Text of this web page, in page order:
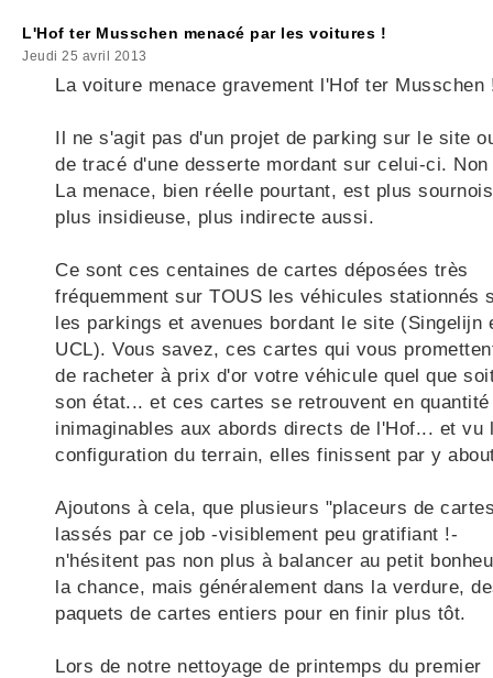
L'Hof ter Musschen menacé par les voitures !
Jeudi 25 avril 2013
La voiture menace gravement l'Hof ter Musschen
Il ne s'agit pas d'un projet de parking sur le site
de tracé d'une desserte mordant sur celui-ci. Non
La menace, bien réelle pourtant, est plus
plus insidieuse, plus indirecte aussi.
Ce sont ces centaines de cartes déposées très
fréquemment sur TOUS les véhicules stationnés
les parkings et avenues bordant le site (Singelijn
UCL). Vous savez, ces cartes qui vous
de racheter à prix d'or votre véhicule quel que
son état... et ces cartes se retrouvent en quantité
inimaginables aux abords directs de l'Hof... et vu
configuration du terrain, elles finissent par y
Ajoutons à cela, que plusieurs "placeurs de
lassés par ce job -visiblement peu gratifiant !-
n'hésitent pas non plus à balancer au petit
la chance, mais généralement dans la verdure,
paquets de cartes entiers pour en finir plus tôt.
Lors de notre nettoyage de printemps du premier